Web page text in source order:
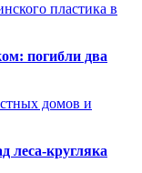
пластика в
погибли два
домов и
леса-кругляка